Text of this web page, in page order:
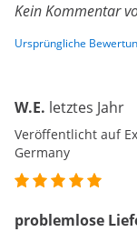
Kein Kommentar
Ursprüngliche
W.E. letztes Jahr
Veröffentlicht auf
Germany
problemlose